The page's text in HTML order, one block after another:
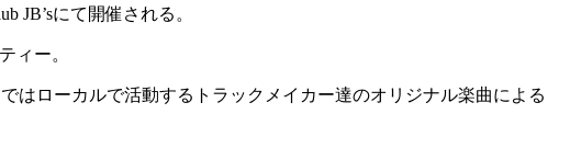
JB’sにて開催される。
ィー。
はローカルで活動するトラックメイカー達のオリジナル楽曲による